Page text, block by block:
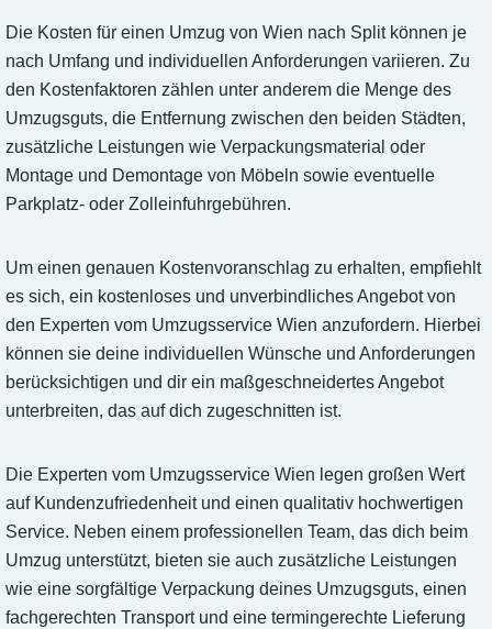
Die Kosten für einen Umzug von Wien nach Split können je
nach Umfang und individuellen Anforderungen variieren. Zu
den Kostenfaktoren zählen unter anderem die Menge des
Umzugsguts, die Entfernung zwischen den beiden Städten,
zusätzliche Leistungen wie Verpackungsmaterial oder
Montage und Demontage von Möbeln sowie eventuelle
Parkplatz- oder Zolleinfuhrgebühren.
Um einen genauen Kostenvoranschlag zu erhalten, empfiehlt
es sich, ein kostenloses und unverbindliches Angebot von
den Experten vom Umzugsservice Wien anzufordern. Hierbei
können sie deine individuellen Wünsche und Anforderungen
berücksichtigen und dir ein maßgeschneidertes Angebot
unterbreiten, das auf dich zugeschnitten ist.
Die Experten vom Umzugsservice Wien legen großen Wert
auf Kundenzufriedenheit und einen qualitativ hochwertigen
Service. Neben einem professionellen Team, das dich beim
Umzug unterstützt, bieten sie auch zusätzliche Leistungen
wie eine sorgfältige Verpackung deines Umzugsguts, einen
fachgerechten Transport und eine termingerechte Lieferung